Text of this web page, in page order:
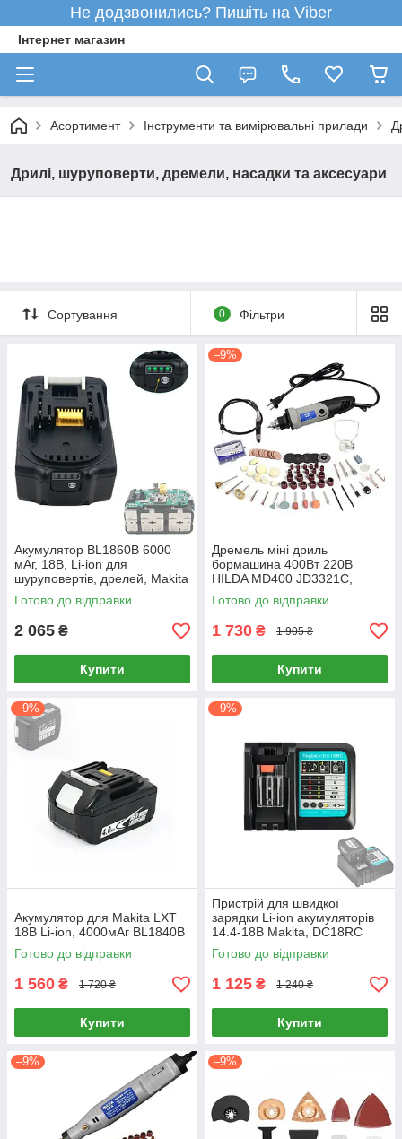
Не додзвонились? Пишіть на Viber
Інтернет магазин
Асортимент Інструменти та вимірювальні прилади
Дрилі, шуруповерти, дремели, насадки та аксесуари
Сортування 0 Фільтри
Акумулятор BL1860B 6000
мАг, 18В, Li-ion для
шуруповертів, дрелей, Makita
Готово до відправки
2 065 ₴
Купити
–9%
Дремель міні дриль
бормашина 400Вт 220В
HILDA MD400 JD3321C,
аксесуари
Готово до відправки
1 730 ₴ 1 905 ₴
Купити
–9%
Акумулятор для Makita LXT
18В Li-ion, 4000мАг BL1840B
Готово до відправки
1 560 ₴ 1 720 ₴
Купити
–9%
Пристрій для швидкої
зарядки Li-ion акумуляторів
14.4-18В Makita, DC18RC
Готово до відправки
1 125 ₴ 1 240 ₴
Купити
–9% –9%